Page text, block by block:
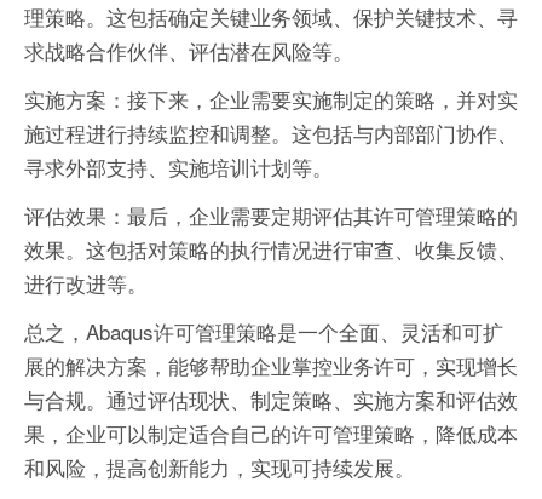
理策略。这包括确定关键业务领域、保护关键技术、寻
求战略合作伙伴、评估潜在风险等。
实施方案：接下来，企业需要实施制定的策略，并对实
施过程进行持续监控和调整。这包括与内部部门协作、
寻求外部支持、实施培训计划等。
评估效果：最后，企业需要定期评估其许可管理策略的
效果。这包括对策略的执行情况进行审查、收集反馈、
进行改进等。
总之，Abaqus许可管理策略是一个全面、灵活和可扩
展的解决方案，能够帮助企业掌控业务许可，实现增长
与合规。通过评估现状、制定策略、实施方案和评估效
果，企业可以制定适合自己的许可管理策略，降低成本
和风险，提高创新能力，实现可持续发展。